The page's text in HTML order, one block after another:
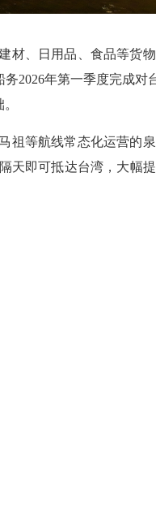
、日用品、食品等货
2026年第一季度完成对
等航线常态化运营的
天即可抵达台湾，大幅